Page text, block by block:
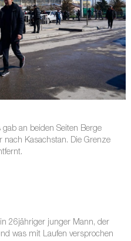
an beiden Seiten Berge
Kasachstan. Die Grenze
26jähriger junger Mann, der
was mit Laufen versprochen